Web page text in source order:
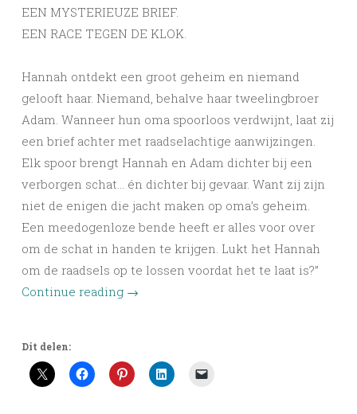
EEN MYSTERIEUZE BRIEF.
EEN RACE TEGEN DE KLOK.
Hannah ontdekt een groot geheim en niemand
gelooft haar. Niemand, behalve haar tweelingbroer
Adam. Wanneer hun oma spoorloos verdwijnt, laat zij
een brief achter met raadselachtige aanwijzingen.
Elk spoor brengt Hannah en Adam dichter bij een
verborgen schat… én dichter bij gevaar. Want zij zijn
niet de enigen die jacht maken op oma’s geheim.
Een meedogenloze bende heeft er alles voor over
om de schat in handen te krijgen. Lukt het Hannah
om de raadsels op te lossen voordat het te laat is?”
Continue reading →
Dit delen: